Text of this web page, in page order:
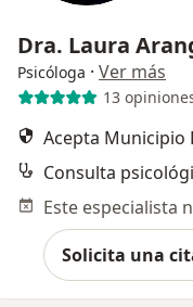
Dra. Laura
Psicóloga · Ver más
13
Acepta Municipio
Consulta
Solicita una